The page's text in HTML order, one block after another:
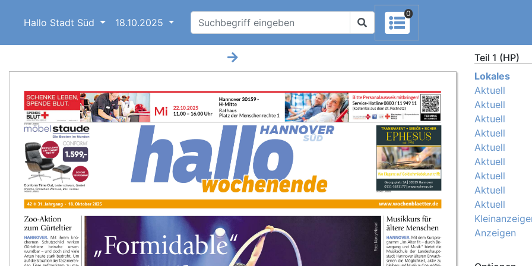
Hallo Stadt Süd 18.10.2025
0
Teil 1 (HP)
Lokales
Aktuell
Aktuell
Aktuell
Aktuell
Aktuell
Aktuell
Aktuell
Aktuell
Aktuell
Anzeigen